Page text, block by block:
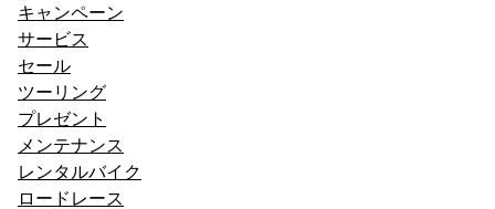
キャンペーン
サービス
セール
ツーリング
プレゼント
メンテナンス
レンタルバイク
ロードレース